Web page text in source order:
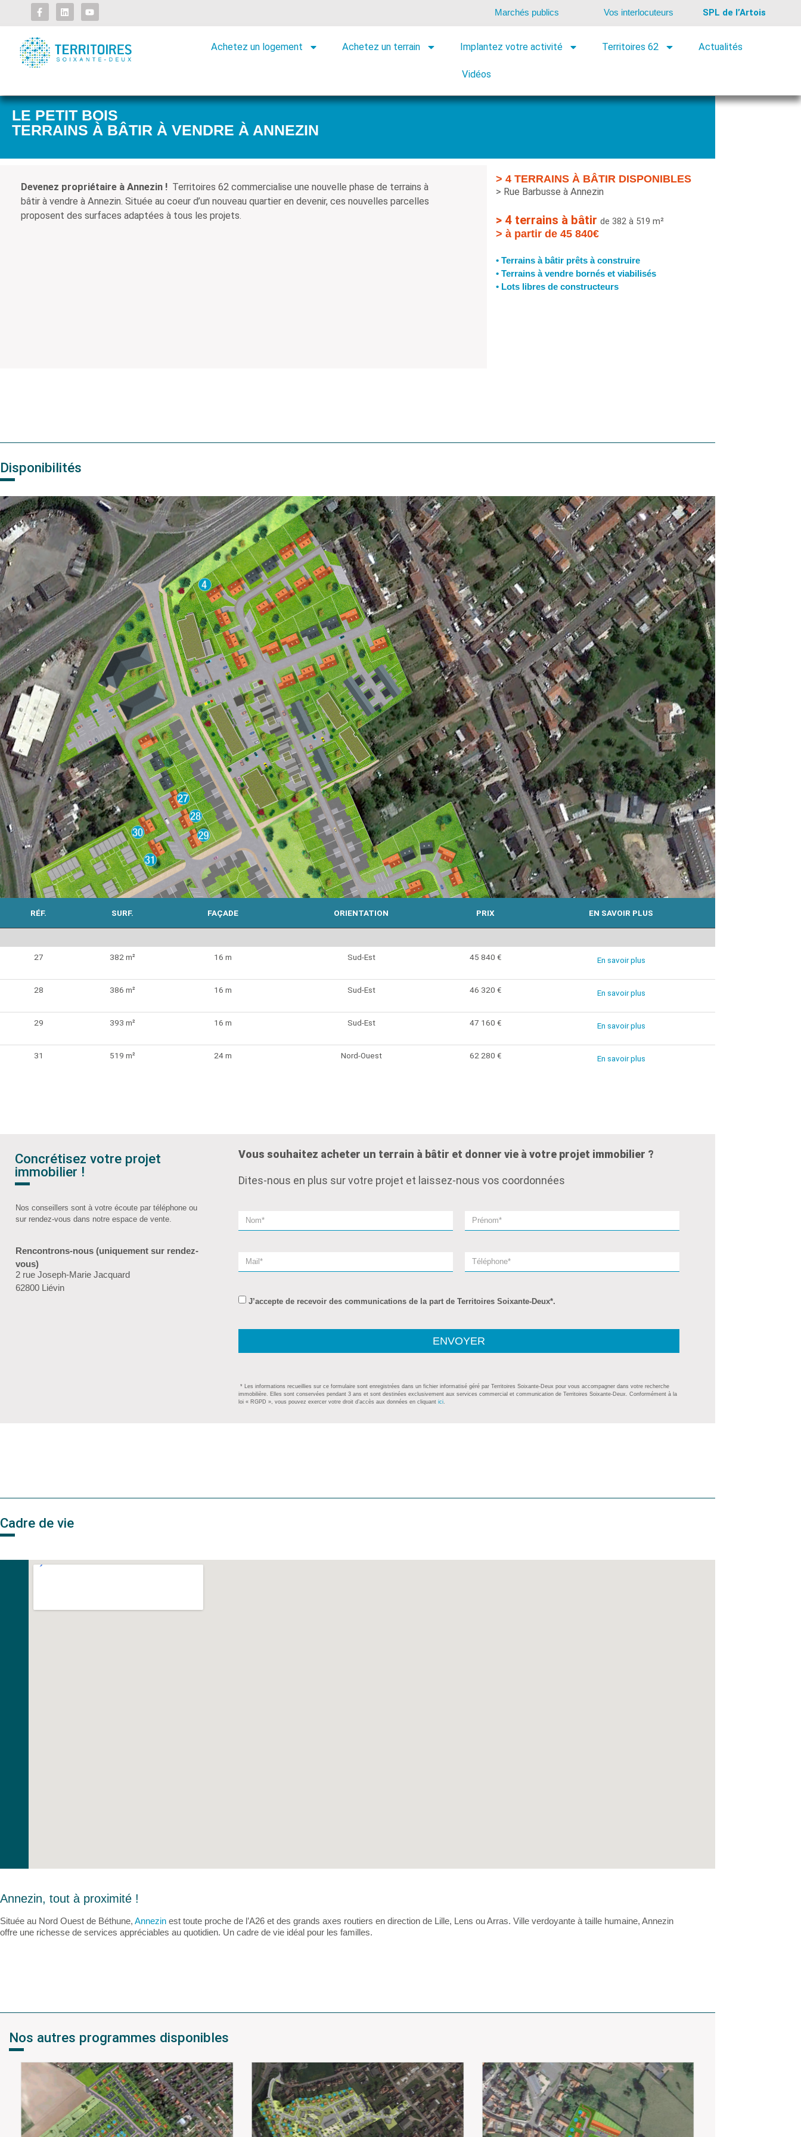
Marchés publics Vos interlocuteurs SPL de l’Artois
Achetez un logement Achetez un terrain Implantez votre activité Territoires 62 Actualités
Vidéos
Annezin
Le Petit Bois
LE PETIT BOIS
TERRAINS À BÂTIR À VENDRE À ANNEZIN
Devenez propriétaire à Annezin ! Territoires 62 commercialise une nouvelle phase de terrains à
bâtir à vendre à Annezin. Située au coeur d’un nouveau quartier en devenir, ces nouvelles parcelles
proposent des surfaces adaptées à tous les projets.
> 4 TERRAINS À BÂTIR DISPONIBLES
> Rue Barbusse à Annezin
> 4 terrains à bâtir de 382 à 519 m²
> à partir de 45 840€
• Terrains à bâtir prêts à construire
• Terrains à vendre bornés et viabilisés
• Lots libres de constructeurs
Disponibilités
RÉF. SURF. FAÇADE ORIENTATION PRIX EN SAVOIR PLUS
27 382 m² 16 m Sud-Est 45 840 € En savoir plus
28 386 m² 16 m Sud-Est 46 320 € En savoir plus
29 393 m² 16 m Sud-Est 47 160 € En savoir plus
31 519 m² 24 m Nord-Ouest 62 280 € En savoir plus
Concrétisez votre projet
immobilier !
Nos conseillers sont à votre écoute par téléphone ou
sur rendez-vous dans notre espace de vente.
Rencontrons-nous (uniquement sur rendez-
vous)
2 rue Joseph-Marie Jacquard
62800 Liévin
Vous souhaitez acheter un terrain à bâtir et donner vie à votre projet immobilier ?
Dites-nous en plus sur votre projet et laissez-nous vos coordonnées
J’accepte de recevoir des communications de la part de Territoires Soixante-Deux*.
ENVOYER
* Les informations recueillies sur ce formulaire sont enregistrées dans un fichier informatisé géré par Territoires Soixante-Deux pour vous accompagner dans votre recherche
immobilière. Elles sont conservées pendant 3 ans et sont destinées exclusivement aux services commercial et communication de Territoires Soixante-Deux. Conformément à la
loi « RGPD », vous pouvez exercer votre droit d’accès aux données en cliquant ici.
Cadre de vie
Annezin, tout à proximité !
Située au Nord Ouest de Béthune, Annezin est toute proche de l’A26 et des grands axes routiers en direction de Lille, Lens ou Arras. Ville verdoyante à taille humaine, Annezin
offre une richesse de services appréciables au quotidien. Un cadre de vie idéal pour les familles.
Nos autres programmes disponibles